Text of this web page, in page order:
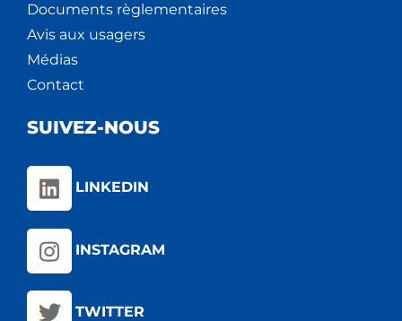
Documents règlementaires
Avis aux usagers
Médias
Contact
SUIVEZ-NOUS
LINKEDIN
INSTAGRAM
TWITTER